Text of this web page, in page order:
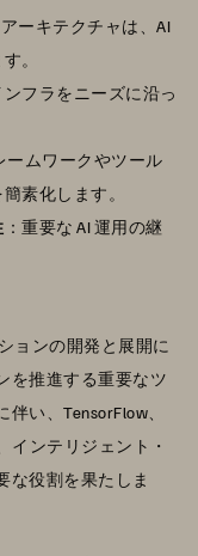
アーキテクチャは、AI
。
ンフラをニーズに沿っ
ームワークやツール
素化します。
：重要な AI 運用の継
ョンの開発と展開に
を推進する重要なツ
い、TensorFlow、
インテリジェント・
な役割を果たしま